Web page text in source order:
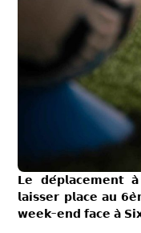
𝗟𝗲 𝗱𝗲́𝗽𝗹𝗮𝗰𝗲𝗺𝗲𝗻𝘁
𝗹𝗮𝗶𝘀𝘀𝗲𝗿 𝗽𝗹𝗮𝗰𝗲 𝗮𝘂
𝘄𝗲𝗲𝗸-𝗲𝗻𝗱 𝗳𝗮𝗰𝗲 𝗮̀